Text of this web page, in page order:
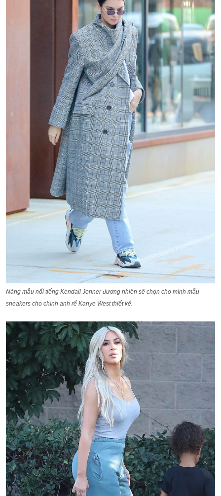
Nàng mẫu nổi tiếng Kendall Jenner đương nhiên sẽ chọn cho mình mẫu
sneakers cho chính anh rể Kanye West thiết kế.